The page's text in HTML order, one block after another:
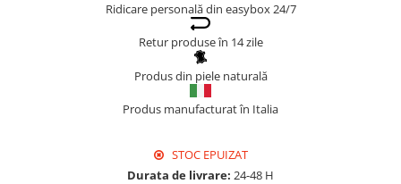
Ridicare personală din easybox 24/7
Retur produse în 14 zile
Produs din piele naturală
Produs manufacturat în Italia
STOC EPUIZAT
Durata de livrare: 24-48 H